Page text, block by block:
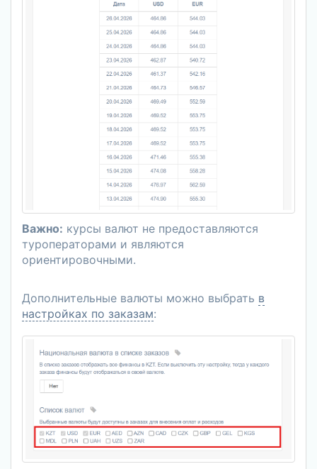
Важно: курсы валют не предоставляются
туроператорами и являются
ориентировочными.
Дополнительные валюты можно выбрать в
настройках по заказам: